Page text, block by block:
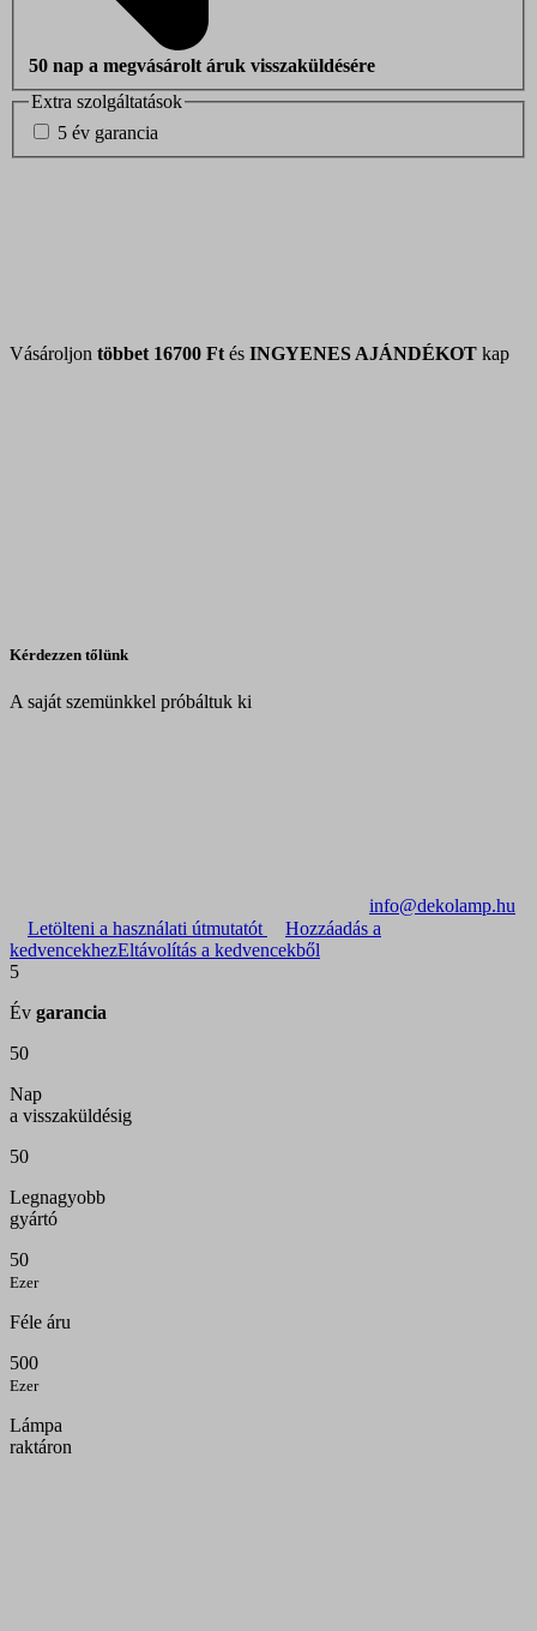
50 nap a megvásárolt áruk visszaküldésére
Extra szolgáltatások
5 év garancia
Vásároljon többet 16700 Ft és INGYENES AJÁNDÉKOT kap
Kérdezzen tőlünk
A saját szemünkkel próbáltuk ki
info@dekolamp.hu
Letölteni a használati útmutatót
Hozzáadás a
kedvencekhezEltávolítás a kedvencekből
5
Év garancia
50
Nap
a visszaküldésig
50
Legnagyobb
gyártó
50
Ezer
Féle áru
500
Ezer
Lámpa
raktáron